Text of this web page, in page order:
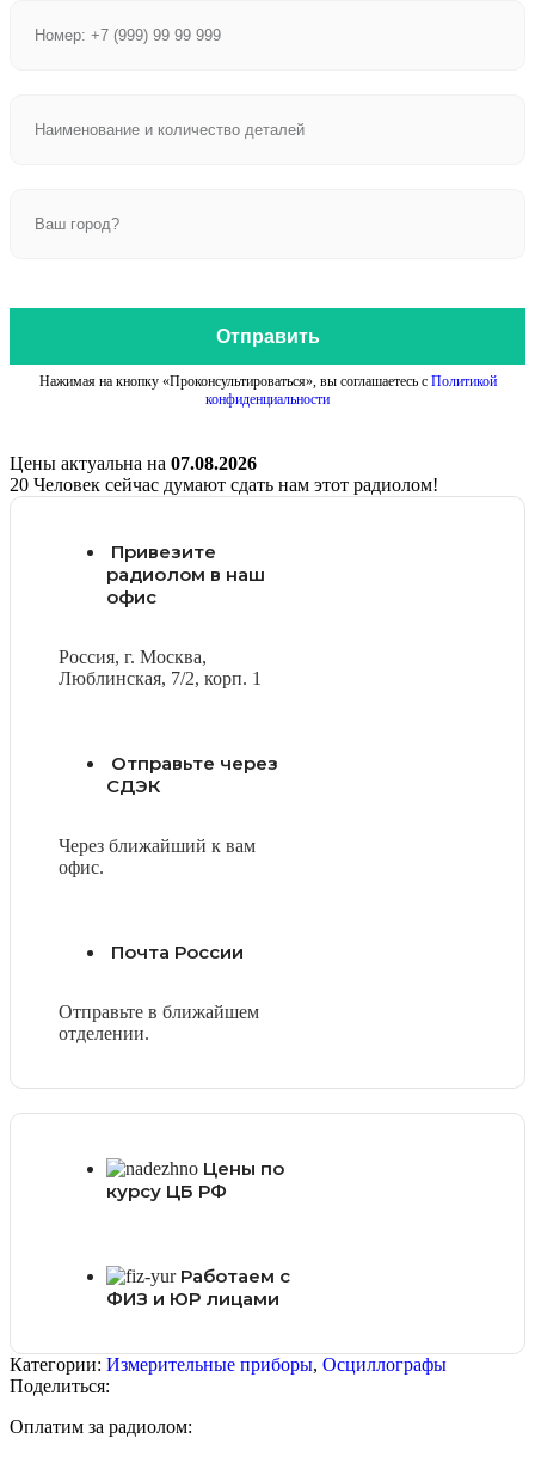
Отправить
Нажимая на кнопку «Проконсультироваться», вы соглашаетесь с Политикой
конфиденциальности
Цены актуальна на 07.08.2026
20 Человек сейчас думают сдать нам этот радиолом!
Привезите
радиолом в наш
офис
Россия, г. Москва,
Люблинская, 7/2, корп. 1
Отправьте через
СДЭК
Через ближайший к вам
офис.
Почта России
Отправьте в ближайшем
отделении.
Цены по
курсу ЦБ РФ
Работаем с
ФИЗ и ЮР лицами
Категории: Измерительные приборы, Осциллографы
Поделиться:
Оплатим за радиолом: